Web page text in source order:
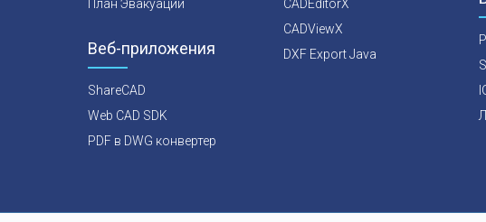
План Эвакуации
Веб-приложения
ShareCAD
Web CAD SDK
PDF в DWG конвертер
CADEditorX
CADViewX
DXF Export Java